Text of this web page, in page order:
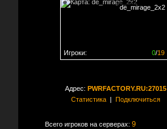
de_mirage_2x2
0/19
Игроки:
Адрес: PWRFACTORY.RU:27015
Статистика| Подключиться
Всего игроков на серверах: 9